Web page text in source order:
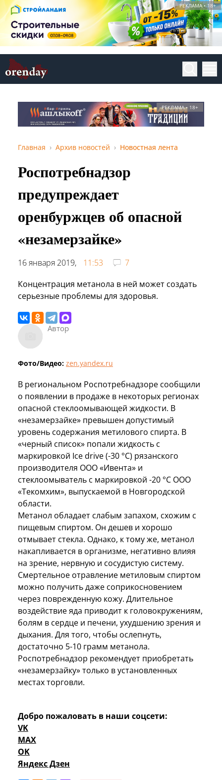
РЕКЛАМА • 18+
РЕКЛАМА • 18+
Главная Архив новостей Новостная лента
Роспотребнадзор
предупреждает
оренбуржцев об опасной
«незамерзайке»
16 января 2019, 11:53
7
Концентрация метанола в ней может создать
серьезные проблемы для здоровья.
Автор
Фото/Видео: zen.yandex.ru
В региональном Роспотребнадзоре сообщили
о появлении в продаже в некоторых регионах
опасной стеклоомывающей жидкости. В
«незамерзайке» превышен допустимый
уровень содержания метилового спирта. В
«черный список» попали жидкость с
маркировкой Ice drive (-30 °С) рязанского
производителя ООО «Ивента» и
стеклоомыватель с маркировкой -20 °С ООО
«Текомхим», выпускаемой в Новгородской
области.
Метанол обладает слабым запахом, схожим с
пищевым спиртом. Он дешев и хорошо
отмывает стекла. Однако, к тому же, метанол
накапливается в организме, негативно влияя
на зрение, нервную и сосудистую систему.
Смертельное отравление метиловым спиртом
можно получить даже соприкосновением
через поврежденную кожу. Длительное
воздействие яда приводит к головокружениям,
болям в сердце и печени, ухудшению зрения и
дыхания. Для того, чтобы ослепнуть,
достаточно 5-10 грамм метанола.
Роспотребнадзор рекомендует приобретать
«незамерзайку» только в установленных
местах торговли.
Добро пожаловать в наши соцсети:
VK
MAX
OK
Яндекс Дзен